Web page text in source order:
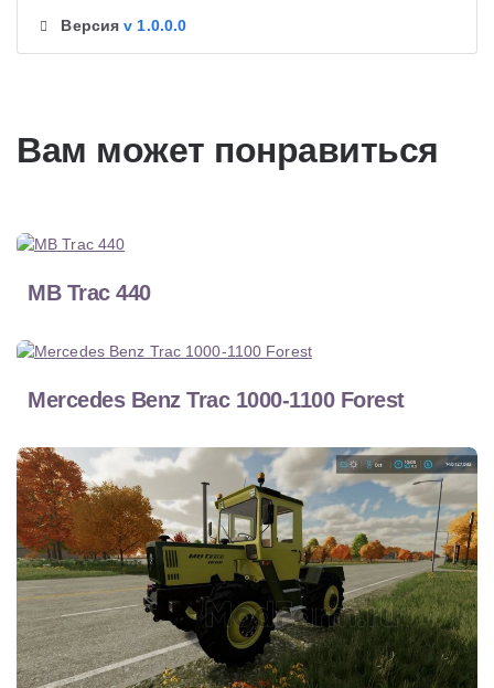
Версияv 1.0.0.0
Вам может понравиться
MB Trac 440
Mercedes Benz Trac 1000-1100 Forest